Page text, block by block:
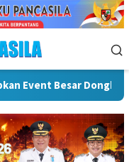
Penyaluran DAK